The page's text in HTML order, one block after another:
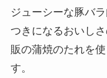
ジューシーな豚バ
つきになるおいし
販の蒲焼のたれを
す。